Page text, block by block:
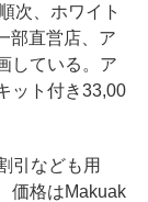
次、ホワイト
部直営店、ア
している。ア
ット付き33,00
引なども用
価格はMakuak